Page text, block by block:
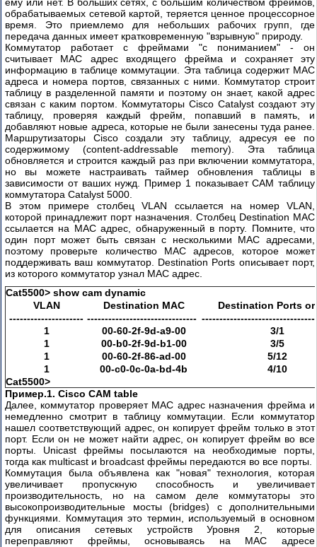
обрабатываемых сетевой картой, теряется ценное процессорное
время. Это приемлемо для небольших рабочих групп, где
передача данных имеет кратковременную "взрывную" природу.
Коммутатор работает с фреймами "с пониманием" - он
считывает MAC адрес входящего фрейма и сохраняет эту
информацию в таблице коммутации. Эта таблица содержит MAC
адреса и номера портов, связанных с ними. Коммутатор строит
таблицу в разделенной памяти и поэтому он знает, какой адрес
связан с каким портом. Коммутаторы Cisco Catalyst создают эту
таблицу, проверяя каждый фрейм, попавший в память, и
добавляют новые адреса, которые не были занесены туда ранее.
Маршрутизаторы Cisco создали эту таблицу, адресуя ее по
содержимому (content-addressable memory). Эта таблица
обновляется и строится каждый раз при включении коммутатора,
но вы можете настраивать таймер обновления таблицы в
зависимости от ваших нужд. Пример 1 показывает CAM таблицу
коммутатора Catalyst 5000.
В этом примере столбец VLAN ссылается на номер VLAN,
которой принадлежит порт назначения. Столбец Destination MAC
ссылается на MAC адрес, обнаруженный в порту. Помните, что
один порт может быть связан с несколькими MAC адресами,
поэтому проверьте количество MAC адресов, которое может
поддерживать ваш коммутатор. Destination Ports описывает порт,
из которого коммутатор узнал MAC адрес.
Cat5500> show cam dynamic
VLAN
Destination MAC
Destination Ports or
--------------------- -------------------------------
1
00-60-2f-9d-a9-00
3/1
1
00-b0-2f-9d-b1-00
3/5
1
00-60-2f-86-ad-00
5/12
1
00-c0-0c-0a-bd-4b
4/10
Cat5500>
Пример.1. Cisco CAM table
Далее, коммутатор проверяет MAC адрес назначения фрейма и
немедленно смотрит в таблицу коммутации. Если коммутатор
нашел соответствующий адрес, он копирует фрейм только в этот
порт. Если он не может найти адрес, он копирует фрейм во все
порты. Unicast фреймы посылаются на необходимые порты,
тогда как multicast и broadcast фреймы передаются во все порты.
Коммутация была объявлена как "новая" технология, которая
увеличивает пропускную способность и увеличивает
производительность, но на самом деле коммутаторы это
высокопроизводительные мосты (bridges) с дополнительными
функциями. Коммутация это термин, используемый в основном
для описания сетевых устройств Уровня 2, которые
переправляют фреймы, основываясь на MAC адресе
Часть
2
Введение
в
VLAN
Cisco
Часть
1
Часть
2
Трехуровневая
модель
Cisco
Архитектура
построения
объединенных
коммутируемых
сетей
Конфигурирование
маршрутизаторов
Способы
восстановления
пароля
Cisco
LRE
Технологии
коммутации
Cisco
Построение
защищённых
роутеров